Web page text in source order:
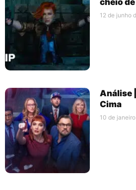
cheio
12 de junho
Análise
Cima
10 de